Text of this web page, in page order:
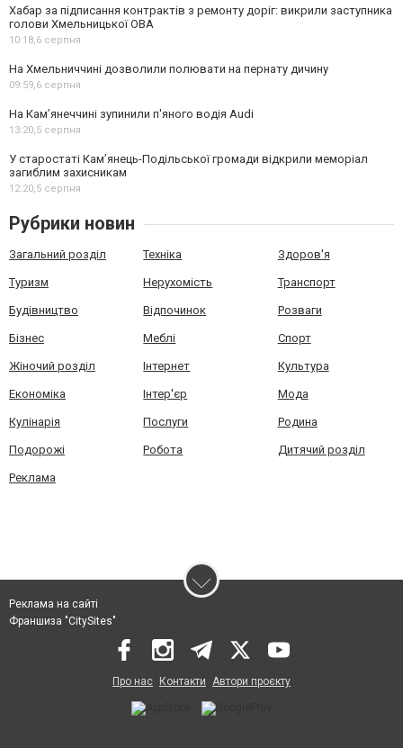
Хабар за підписання контрактів з ремонту доріг: викрили заступника
голови Хмельницької ОВА
10:18,6 серпня
На Хмельниччині дозволили полювати на пернату дичину
09:59,6 серпня
На Камʼянеччині зупинили п'яного водія Audi
13:20,5 серпня
У старостаті Кам’янець-Подільської громади відкрили меморіал
загиблим захисникам
12:20,5 серпня
Рубрики новин
Загальний розділ Техніка Здоров'я
Туризм Нерухомість Транспорт
Будівництво Відпочинок Розваги
Бізнес Меблі Спорт
Жіночий розділ Інтернет Культура
Економіка Інтер'єр Мода
Кулінарія Послуги Родина
Подорожі Робота Дитячий розділ
Реклама
Реклама на сайті
Франшиза "CitySites"
Про нас Контакти Автори проєкту